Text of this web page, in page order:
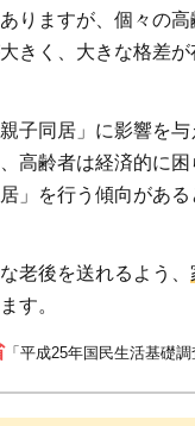
りますが、個々の
きく、大きな格差が
子同居」に影響を
高齢者は経済的に
」を行う傾向があ
老後を送れるよう、
す。
「平成25年国民生活基礎調